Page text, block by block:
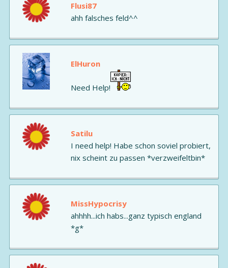
Flusi87
ahh falsches feld^^
ElHuron
Need Help!
Satilu
I need help! Habe schon soviel probiert,
nix scheint zu passen *verzweifeltbin*
MissHypocrisy
ahhhh...ich habs...ganz typisch england
*g*